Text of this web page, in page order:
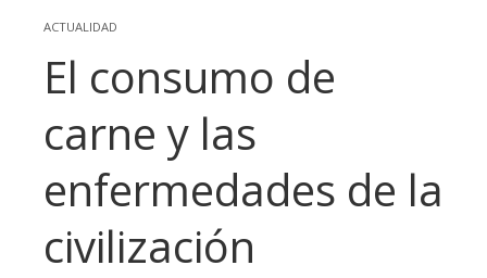
ACTUALIDAD
El consumo de
carne y las
enfermedades de la
civilización